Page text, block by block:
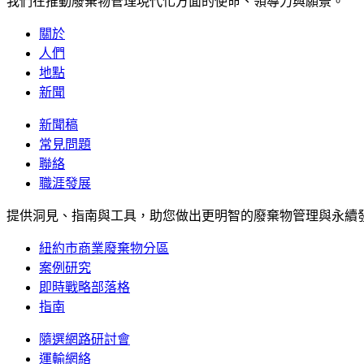
關於
人們
地點
新聞
新聞稿
常見問題
聯絡
職涯發展
提供洞見、指南與工具，助您做出更明智的廢棄物管理與永續
紐約市商業廢棄物分區
案例研究
即時戰略部落格
指南
隨選網路研討會
運輸網絡